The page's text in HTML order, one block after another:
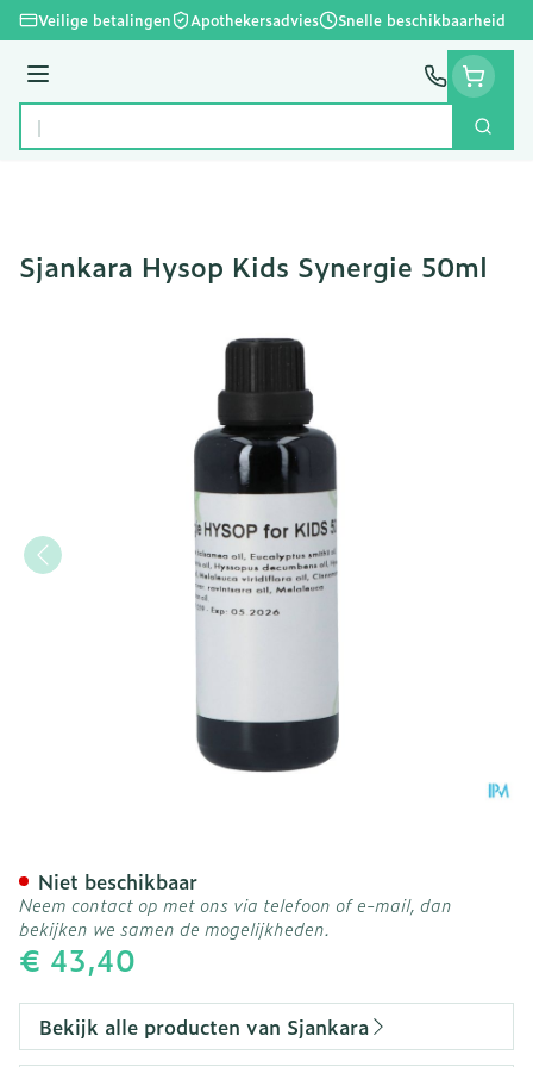
Ga naar de inhoud
Veilige betalingen Apothekersadvies Snelle beschikbaarheid
Menu
Product, merk, categorie...
Zoek
Sjankara Hysop Kids Synergie 50ml
€ 43,40
Niet beschikbaar
Neem contact op met ons via telefoon of e-mail, dan
bekijken we samen de mogelijkheden.
Bekijk alle producten van Sjankara